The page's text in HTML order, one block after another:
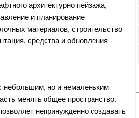
архитектурно пейзажа,
и планирование
материалов, строительство
средства и обновления
небольшим, но и немаленьким
менять общее пространство.
непринужденно создавать